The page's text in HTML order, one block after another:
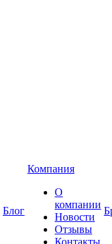
Блог
Компания
О
компании
Новости
Отзывы
Контакты